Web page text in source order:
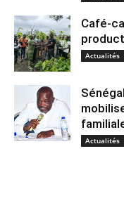
Café-
Actualités
Actualités